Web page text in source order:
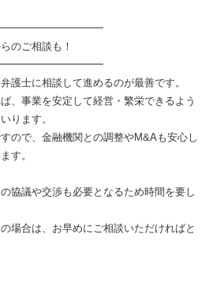
のご相談も！
護士に相談して進めるのが最善です。
、事業を安定して経営・繁栄できるよう
ります。
ので、金融機関との調整やM&Aも安心し
す。
協議や交渉も必要となるため時間を要し
場合は、お早めにご相談いただければと